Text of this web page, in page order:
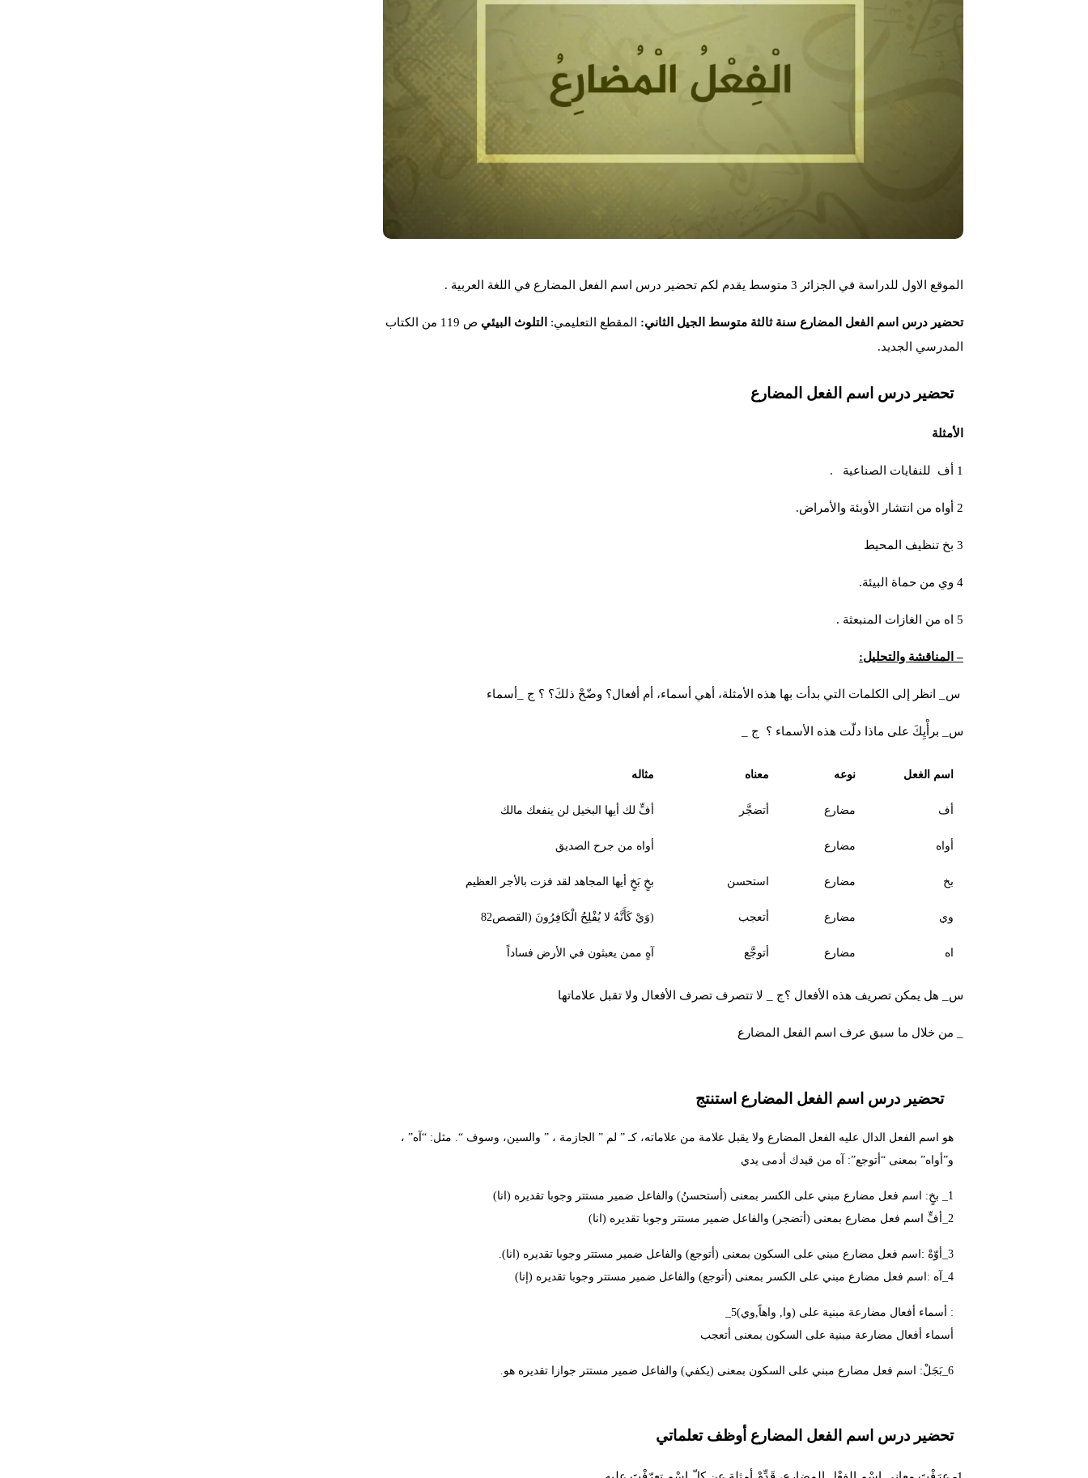
الموقع الاول للدراسة في الجزائر 3 متوسط يقدم لكم تحضير درس اسم الفعل المضارع في اللغة العربية .
تحضير درس اسم الفعل المضارع سنة ثالثة متوسط الجيل الثاني: المقطع التعليمي: التلوث البيئي
ص 119 من الكتاب
المدرسي الجديد.
تحضير درس اسم الفعل المضارع
الأمثلة
1 أف للنفايات الصناعية .
2 أواه من انتشار الأوبئة والأمراض.
3 بخ تنظيف المحيط
4 وي من حماة البيئة.
5 اه من الغازات المنبعثة .
– المناقشة والتحليل:
س_ انظر إلى الكلمات التي بدأت بها هذه الأمثلة، أهي أسماء، أم أفعال؟ وضّحْ ذلكَ؟ ؟ ج _أسماء
س_ برأْيِكَ على ماذا دلّت هذه الأسماء ؟ ج _
اسم الغعل نوعه معناه مثاله
أف مضارع أتضجَّر أفٍّ لك أيها البخيل لن ينفعك مالك
أواه مضارع أواه من جرح الصديق
بخ مضارع استحسن بخٍ بَخٍ أيها المجاهد لقد فزت بالأجر العظيم
وي مضارع أتعجب (وَيْ كَأَنَّهُ لا يُفْلِحُ الْكَافِرُونَ (القصص82
اه مضارع أتوجَّع آهٍ ممن يعبثون في الأرض فساداً
س_ هل يمكن تصريف هذه الأفعال ؟ج _ لا تتصرف تصرف الأفعال ولا تقبل علاماتها
_ من خلال ما سبق عرف اسم الفعل المضارع
تحضير درس اسم الفعل المضارع استنتج
هو اسم الفعل الدال عليه الفعل المضارع ولا يقبل علامة من علاماته، كـ ” لم ” الجازمة ، ” والسين، وسوف “. مثل: “آه” ،
و”أواه” بمعنى “أتوجع”: آه من قيدك أدمى يدي
1_ بخٍ: اسم فعل مضارع مبني على الكسر بمعنى (أستحسنُ) والفاعل ضمير مستتر وجوبا تقديره (انا)
2_أفٍّ اسم فعل مضارع بمعنى (أتضجر) والفاعل ضمير مستتر وجوبا تقديره (انا)
3_أوّهْ :اسم فعل مضارع مبني على السكون بمعنى (أتوجع) والفاعل ضمير مستتر وجوبا تقديره (انا).
4_آه :اسم فعل مضارع مبني على الكسر بمعنى (أتوجع) والفاعل ضمير مستتر وجوبا تقديره (إنا)
: أسماء أفعال مضارعة مبنية على (وا, واهاً,وي)5_
أسماء أفعال مضارعة مبنية على السكون بمعنى أتعجب
6_بَجَلْ: اسم فعل مضارع مبني على السكون بمعنى (يكفي) والفاعل ضمير مستتر جوازا تقديره هو.
تحضير درس اسم الفعل المضارع أوظف تعلماتي